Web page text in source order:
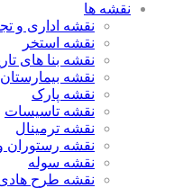
نقشه ها
نقشه اداری و
نقشه استخر
نقشه بنا های
نقشه
نقشه پارک
نقشه تاسیسات
نقشه ترمینال
نقشه
نقشه سوله
نقشه طرح هادی